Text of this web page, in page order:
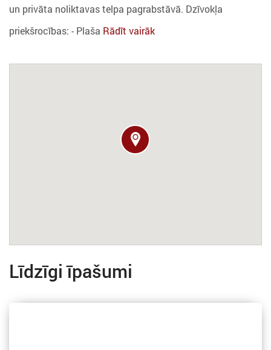
un privāta noliktavas telpa pagrabstāvā. Dzīvokļa
priekšrocības: - Plaša Rādīt vairāk
Līdzīgi īpašumi